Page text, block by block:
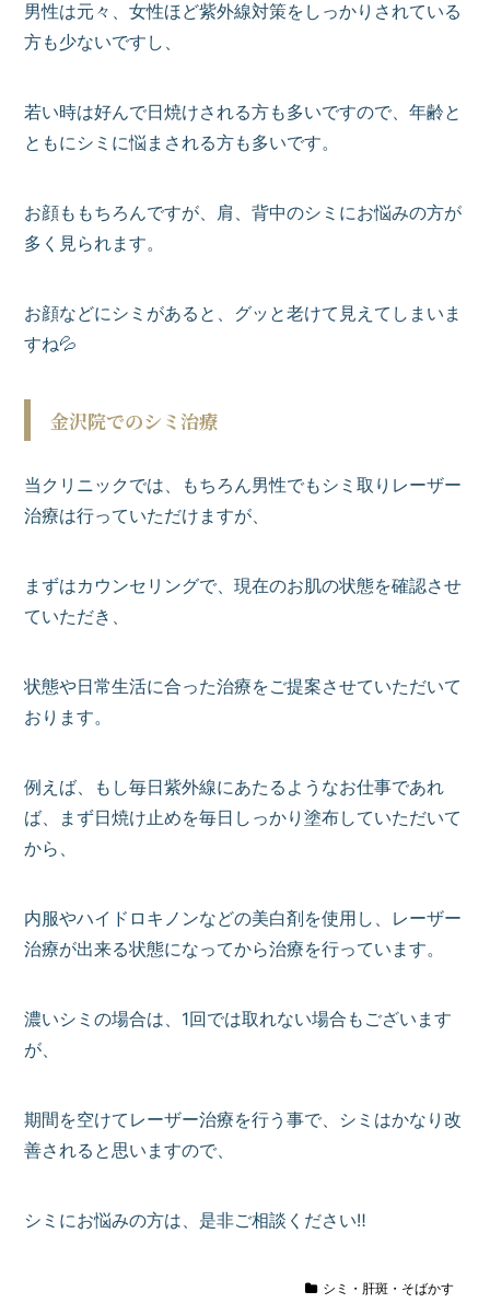
男性は元々、女性ほど紫外線対策をしっかりされている
方も少ないですし、
若い時は好んで日焼けされる方も多いですので、年齢と
ともにシミに悩まされる方も多いです。
お顔ももちろんですが、肩、背中のシミにお悩みの方が
多く見られます。
お顔などにシミがあると、グッと老けて見えてしまいま
すね💦
金沢院でのシミ治療
当クリニックでは、もちろん男性でもシミ取りレーザー
治療は行っていただけますが、
まずはカウンセリングで、現在のお肌の状態を確認させ
ていただき、
状態や日常生活に合った治療をご提案させていただいて
おります。
例えば、もし毎日紫外線にあたるようなお仕事であれ
ば、まず日焼け止めを毎日しっかり塗布していただいて
から、
内服やハイドロキノンなどの美白剤を使用し、レーザー
治療が出来る状態になってから治療を行っています。
濃いシミの場合は、1回では取れない場合もございます
が、
期間を空けてレーザー治療を行う事で、シミはかなり改
善されると思いますので、
シミにお悩みの方は、是非ご相談ください‼
シミ・肝斑・そばかす